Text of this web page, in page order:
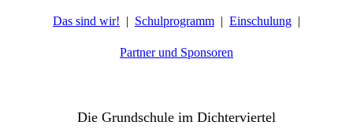
Das sind wir! Schulprogramm Einschulung
Partner und Sponsoren
Die Grundschule im Dichterviertel